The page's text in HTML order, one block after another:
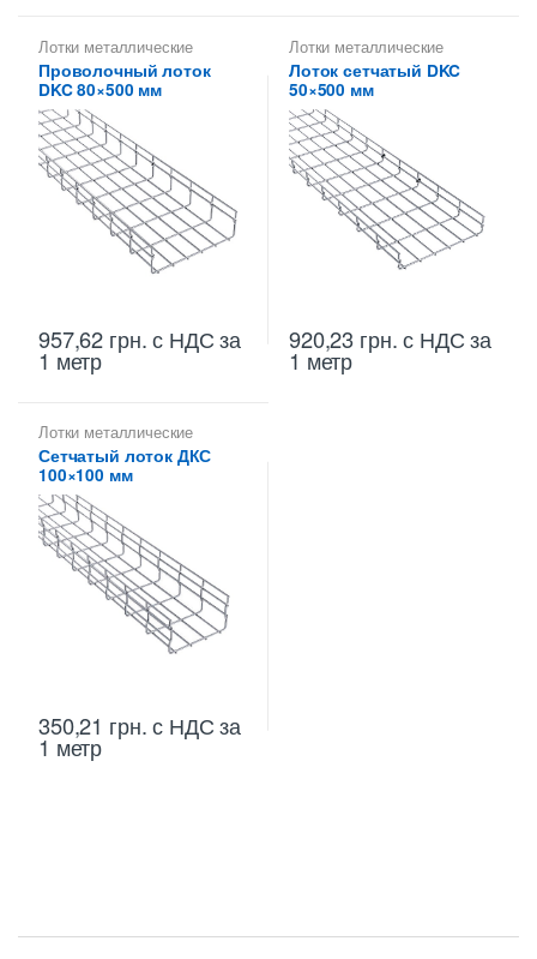
Лотки металлические
высотой 80 мм ,Лотки
проволочные ДКС,
Проволочные лотки высотой
80 мм,Проволочные лотки
для кабеля
Проволочный лоток
DKC 80×500 мм
957,62 грн.с НДС за
1 метр
Лотки металлические
высотой 50 мм Лотки
проволочные ДКС,
Проволочные лотки высотой
50 мм,
для кабеля
Лоток сетчатый DKC
50×500 мм
920,23 грн.с НДС за
1 метр
Лотки металлические
высотой 100 мм Лотки
проволочные ДКС,
Проволочные лотки высотой
100 мм
для кабеля
Сетчатый лоток ДКС
100×100 мм
350,21 грн.с НДС за
1 метр